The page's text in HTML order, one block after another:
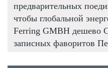
предварительных
чтобы глобальной
Ferring GMBH дешево
записных фаворитов